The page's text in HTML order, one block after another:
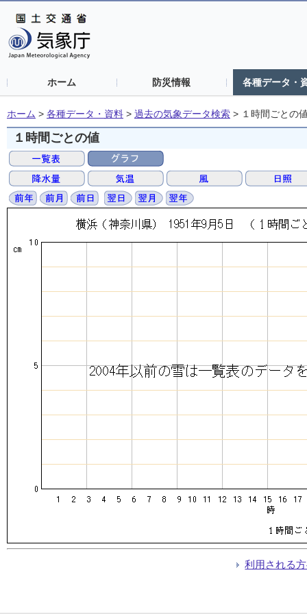
ホーム 防災情報 各種データ・
ホーム > 各種データ・資料 > 過去の気象データ検索 > １時間ごとの
１時間ごとの値
利用される